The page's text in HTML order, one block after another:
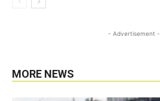
- Advertisement -
MORE NEWS